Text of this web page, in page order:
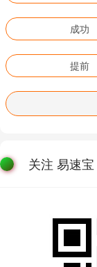
成功
提前
关注 易速宝